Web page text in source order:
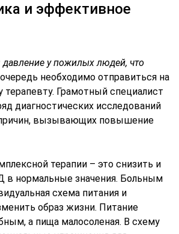
и эффективное
у пожилых людей, что
необходимо отправиться на
Грамотный специалист
диагностических исследований
вызывающих повышение
терапии – это снизить и
в нормальные значения. Больным
схема питания и
образ жизни. Питание
а пища малосоленая. В схему